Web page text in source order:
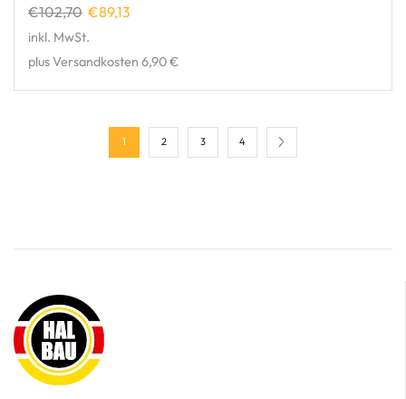
€102,70 €89,13
inkl. MwSt.
plus Versandkosten 6,90 €
1 2 3 4